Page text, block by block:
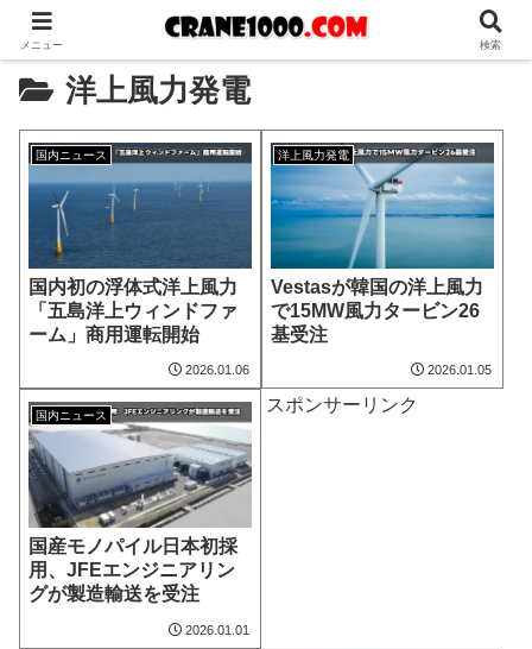
洋上風力発電
国内ニュース
国内初の浮体式洋上風力
「五島洋上ウィンドファ
ーム」商用運転開始
2026.01.06
洋上風力発電
Vestasが韓国の洋上風力
で15MW風力タービン26
基受注
2026.01.05
国内ニュース
国産モノパイル日本初採
用、JFEエンジニアリン
グが製造輸送を受注
2026.01.01
スポンサーリンク
メニュー 検索